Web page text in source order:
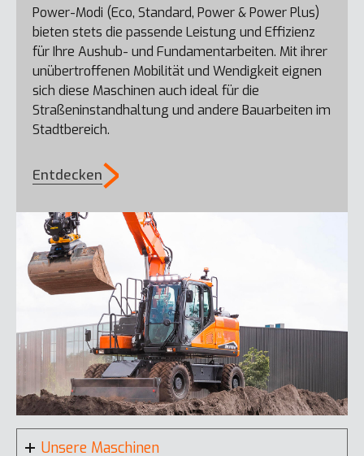
DX10Z-7
DX17Z-7
Power-Modi (Eco, Standard, Power & Power Plus)
bieten stets die passende Leistung und Effizienz
für Ihre Aushub- und Fundamentarbeiten. Mit ihrer
unübertroffenen Mobilität und Wendigkeit eignen
sich diese Maschinen auch ideal für die
Straßeninstandhaltung und andere Bauarbeiten im
Stadtbereich.
Entdecken
Unsere Maschinen